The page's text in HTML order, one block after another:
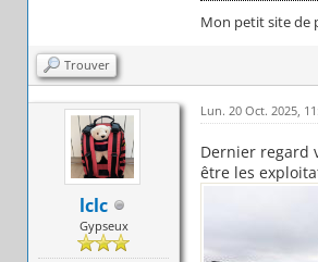
Mon petit site de
Trouver
lclc
Gypseux
Lun. 20 Oct. 2025,
Dernier regard
être les